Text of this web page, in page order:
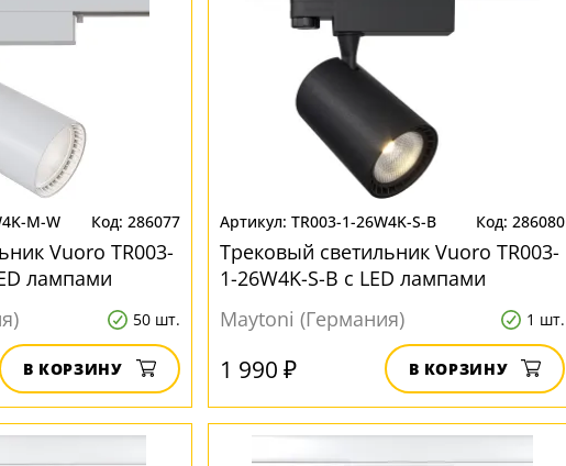
M-W 286077
Vuoro TR003-
лампами
50 шт.
В КОРЗИНУ
TR003-1-26W4K-S-B 286080
Трековый светильник Vuoro TR003-
1-26W4K-S-B с LED лампами
Maytoni (Германия)
1 шт.
1 990 ₽ В КОРЗИНУ